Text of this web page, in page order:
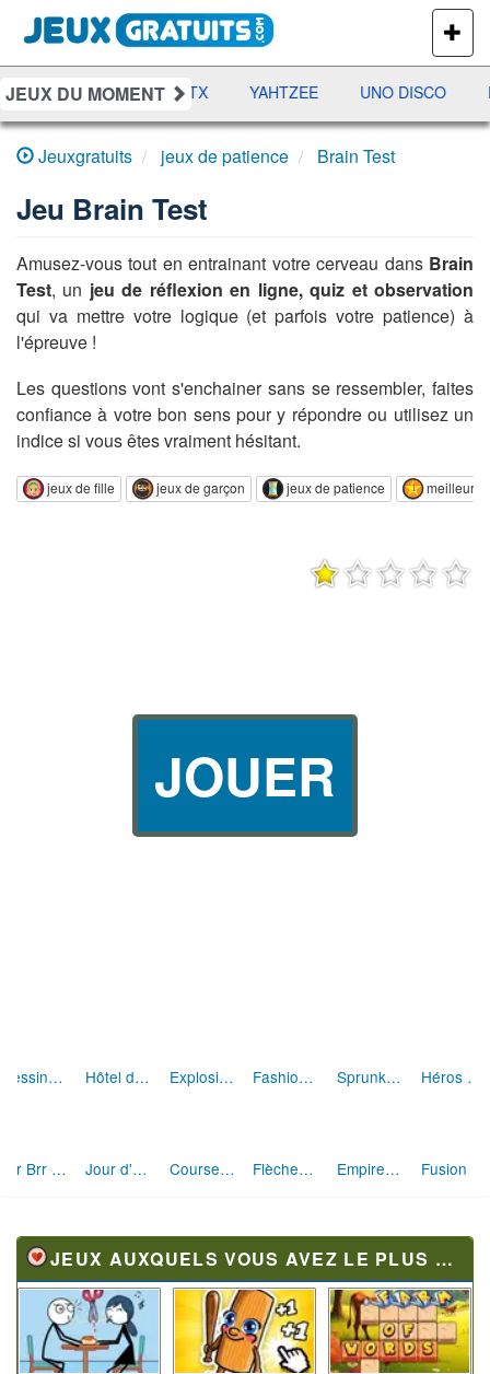
PLUS
DE
JEUX
JEUX DU MOMENT
RAMI JETX YAHTZEE UNO DISCO
Jeuxgratuits jeux de patience Brain Test
Jeu Brain Test
Amusez-vous tout en entrainant votre cerveau dans Brain
Test, un jeu de réflexion en ligne, quiz et observation
qui va mettre votre logique (et parfois votre patience) à
l'épreuve !
Les questions vont s'enchainer sans se ressembler, faites
confiance à votre bon sens pour y répondre ou utilisez un
indice si vous êtes vraiment hésitant.
jeux de fille jeux de garçon jeux de patience meilleurs
JOUER
Dessine et Écrase : Le Jeu des Monstres Hôtel des Animaux de Rêve Explosion de Blocs de Sable Fashion Rebelle: Style Grunge Chic Sprunki Monster: Rythmes Musicaux Monstres Héros des Terres Hostiles
Brr Brr Patapim: Le Défi Parkour Délirant Jour d'Aventure: Puzzles en Plein Air Course Mathématique: La Vitesse par les Chiffres Flèches Rusées 2 : Visez Juste et Défiez la Rotation! Empire Fitness - Simulateur de Salle de Sport
JEUX AUXQUELS VOUS AVEZ LE PLUS JOUÉ